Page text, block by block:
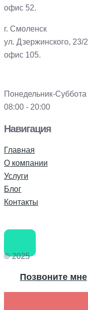
офис 52.
г. Смоленск
ул. Дзержинского, 23/2
офис 105.
Понедельник-Суббота
08:00 - 20:00
Навигация
Главная
О компании
Услуги
Блог
Контакты
© 2025
Позвоните мне